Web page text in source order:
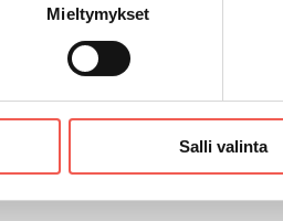
Mieltymykset
Salli valinta